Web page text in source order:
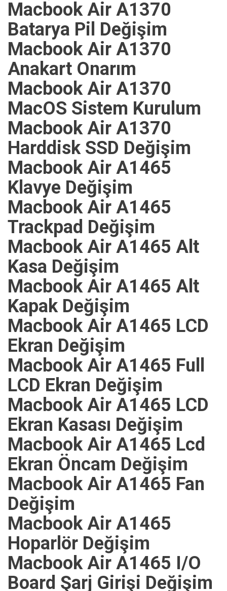
Macbook Air A1370
Batarya Pil Değişim
Macbook Air A1370
Anakart Onarım
Macbook Air A1370
MacOS Sistem Kurulum
Macbook Air A1370
Harddisk SSD Değişim
Macbook Air A1465
Klavye Değişim
Macbook Air A1465
Trackpad Değişim
Macbook Air A1465 Alt
Kasa Değişim
Macbook Air A1465 Alt
Kapak Değişim
Macbook Air A1465 LCD
Ekran Değişim
Macbook Air A1465 Full
LCD Ekran Değişim
Macbook Air A1465 LCD
Ekran Kasası Değişim
Macbook Air A1465 Lcd
Ekran Öncam Değişim
Macbook Air A1465 Fan
Değişim
Macbook Air A1465
Hoparlör Değişim
Macbook Air A1465 I/O
Board Şarj Girişi Değişim